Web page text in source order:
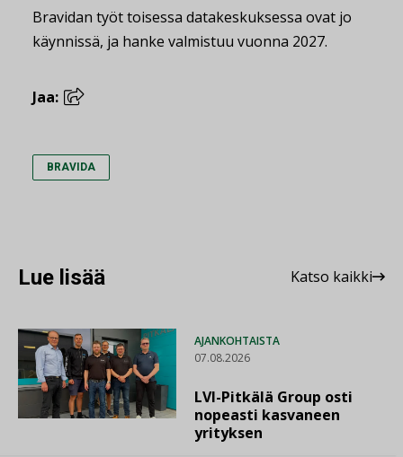
Bravidan työt toisessa datakeskuksessa ovat jo
käynnissä, ja hanke valmistuu vuonna 2027.
Jaa:
BRAVIDA
Lue lisää Katso kaikki
AJANKOHTAISTA
07.08.2026
LVI-Pitkälä Group osti
nopeasti kasvaneen
yrityksen